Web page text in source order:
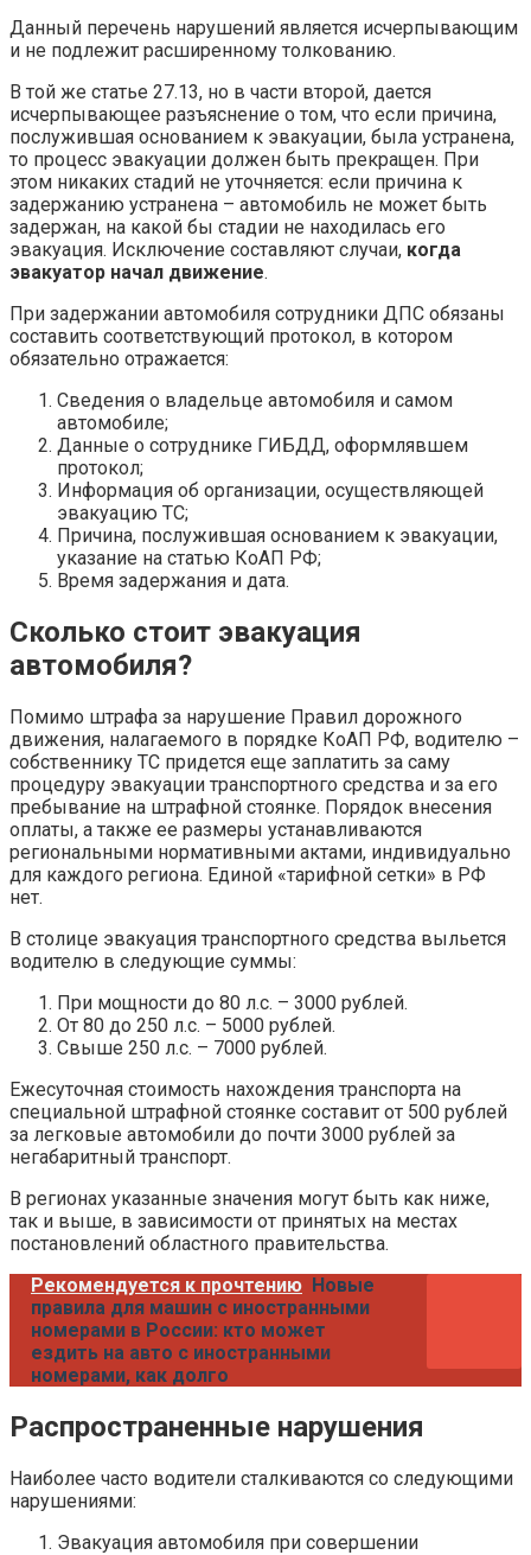
Данный перечень нарушений является исчерпывающим
и не подлежит расширенному толкованию.
В той же статье 27.13, но в части второй, дается
исчерпывающее разъяснение о том, что если причина,
послужившая основанием к эвакуации, была устранена,
то процесс эвакуации должен быть прекращен. При
этом никаких стадий не уточняется: если причина к
задержанию устранена – автомобиль не может быть
задержан, на какой бы стадии не находилась его
эвакуация. Исключение составляют случаи, когда
эвакуатор начал движение.
При задержании автомобиля сотрудники ДПС обязаны
составить соответствующий протокол, в котором
обязательно отражается:
Сведения о владельце автомобиля и самом
автомобиле;
Данные о сотруднике ГИБДД, оформлявшем
протокол;
Информация об организации, осуществляющей
эвакуацию ТС;
Причина, послужившая основанием к эвакуации,
указание на статью КоАП РФ;
Время задержания и дата.
Сколько стоит эвакуация
автомобиля?
Помимо штрафа за нарушение Правил дорожного
движения, налагаемого в порядке КоАП РФ, водителю –
собственнику ТС придется еще заплатить за саму
процедуру эвакуации транспортного средства и за его
пребывание на штрафной стоянке. Порядок внесения
оплаты, а также ее размеры устанавливаются
региональными нормативными актами, индивидуально
для каждого региона. Единой «тарифной сетки» в РФ
нет.
В столице эвакуация транспортного средства выльется
водителю в следующие суммы:
При мощности до 80 л.с. – 3000 рублей.
От 80 до 250 л.с. – 5000 рублей.
Свыше 250 л.с. – 7000 рублей.
Ежесуточная стоимость нахождения транспорта на
специальной штрафной стоянке составит от 500 рублей
за легковые автомобили до почти 3000 рублей за
негабаритный транспорт.
В регионах указанные значения могут быть как ниже,
так и выше, в зависимости от принятых на местах
постановлений областного правительства.
Рекомендуется к прочтению Новые
правила для машин с иностранными
номерами в России: кто может
ездить на авто с иностранными
номерами, как долго
Распространенные нарушения
Наиболее часто водители сталкиваются со следующими
нарушениями:
Эвакуация автомобиля при совершении